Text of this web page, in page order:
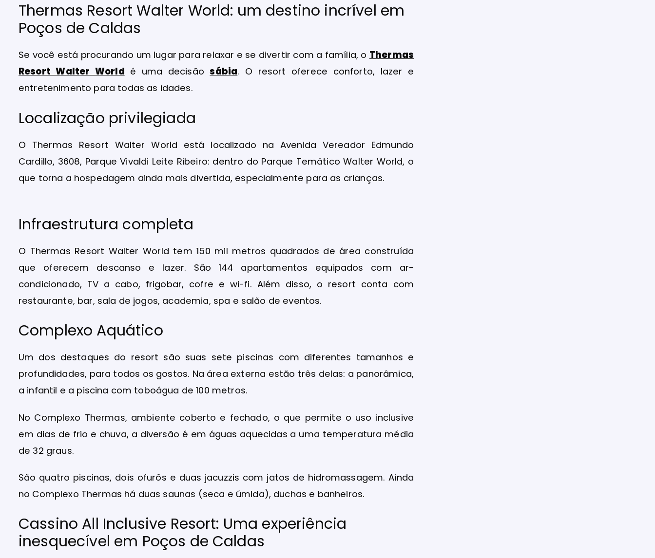
Thermas Resort Walter World: um destino incrível em
Poços de Caldas
Se você está procurando um lugar para relaxar e se divertir com a família, o Thermas
Resort Walter World é uma decisãosábia. O resort oferece conforto, lazer e
entretenimento para todas as idades.
Localização privilegiada
O Thermas Resort Walter World está localizado na Avenida Vereador Edmundo
Cardillo, 3608, Parque Vivaldi Leite Ribeiro: dentro do Parque Temático Walter World, o
que torna a hospedagem ainda mais divertida, especialmente para as crianças.
Infraestrutura completa
O Thermas Resort Walter World tem 150 mil metros quadrados de área construída
que oferecem descanso e lazer. São 144 apartamentos equipados com ar-
condicionado, TV a cabo, frigobar, cofre e wi-fi. Além disso, o resort conta com
restaurante, bar, sala de jogos, academia, spa e salão de eventos.
Complexo Aquático
Um dos destaques do resort são suas sete piscinas com diferentes tamanhos e
profundidades, para todos os gostos. Na área externa estão três delas: a panorâmica,
a infantil e a piscina com toboágua de 100 metros.
No Complexo Thermas, ambiente coberto e fechado, o que permite o uso inclusive
em dias de frio e chuva, a diversão é em águas aquecidas a uma temperatura média
de 32 graus.
São quatro piscinas, dois ofurôs e duas jacuzzis com jatos de hidromassagem. Ainda
no Complexo Thermas há duas saunas (seca e úmida), duchas e banheiros.
Cassino All Inclusive Resort: Uma experiência
inesquecível em Poços de Caldas